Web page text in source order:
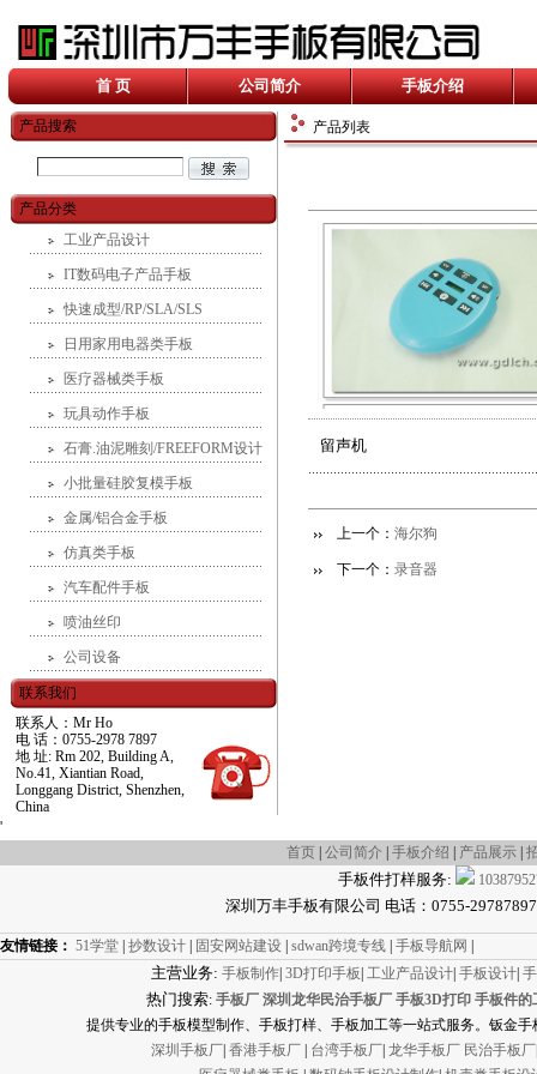
首 页 公司简介 手板介绍
产品列表
留声机
上一个： 海尔狗
下一个： 录音器
产品搜索
产品分类
工业产品设计
IT数码电子产品手板
快速成型/RP/SLA/SLS
日用家用电器类手板
医疗器械类手板
玩具动作手板
石膏.油泥雕刻/FREEFORM设计
小批量硅胶复模手板
金属/铝合金手板
仿真类手板
汽车配件手板
喷油丝印
公司设备
联系我们
联系人：Mr Ho
电 话：0755-2978 7897
地 址: Rm 202, Building A,
No.41, Xiantian Road,
Longgang District, Shenzhen,
China
'
首页 公司简介 手板介绍 产品展示
手板件打样服务:
深圳万丰手板有限公司 电话：0755-
友情链接： 51学堂 抄数设计 固安网站建设 sdwan跨境专线 手板导航网
主营业务: 手板制作| 3D打印手板 工业产品设计| 手板设计|
热门搜索: 手板厂 深圳龙华民治手板厂 手板3D打印 手板件的
提供专业的手板模型制作、手板打样、手板加工等一站式服务。钣金
深圳手板厂 香港手板厂 台湾手板厂 龙华手板厂 民治手板厂